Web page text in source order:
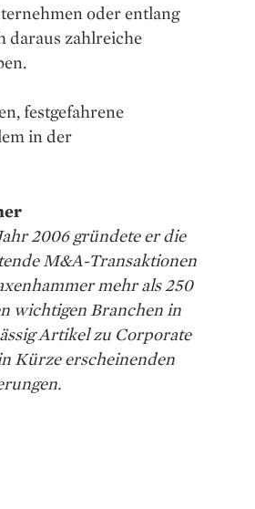
oder entlang
daraus zahlreiche
festgefahrene
in der
2006 gründete er die
M&A-Transaktionen
mehr als 250
wichtigen Branchen in
Artikel zu Corporate
Kürze erscheinenden